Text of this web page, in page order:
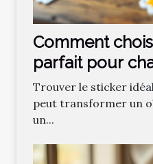
Comment
parfait pour
Trouver le sticker
peut transformer un
un...